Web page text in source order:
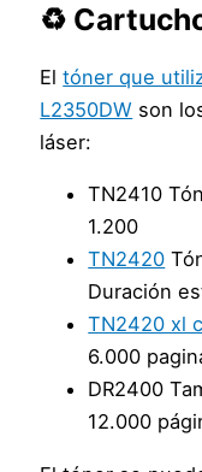
♻️
Eltóner que
L2350DW son
láser:
TN2410
1.200
TN2420
Duración
TN2420 xl
6.000
DR2400
12.000